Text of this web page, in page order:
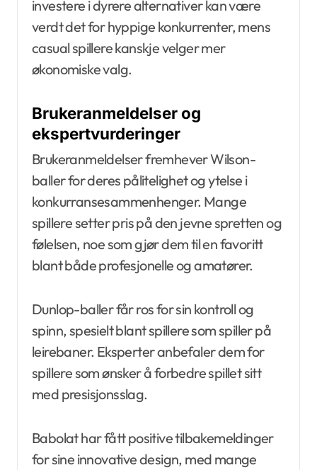
investere i dyrere alternativer kan være
verdt det for hyppige konkurrenter, mens
casual spillere kanskje velger mer
økonomiske valg.
Brukeranmeldelser og
ekspertvurderinger
Brukeranmeldelser fremhever Wilson-
baller for deres pålitelighet og ytelse i
konkurransesammenhenger. Mange
spillere setter pris på den jevne spretten og
følelsen, noe som gjør dem til en favoritt
blant både profesjonelle og amatører.
Dunlop-baller får ros for sin kontroll og
spinn, spesielt blant spillere som spiller på
leirebaner. Eksperter anbefaler dem for
spillere som ønsker å forbedre spillet sitt
med presisjonsslag.
Babolat har fått positive tilbakemeldinger
for sine innovative design, med mange